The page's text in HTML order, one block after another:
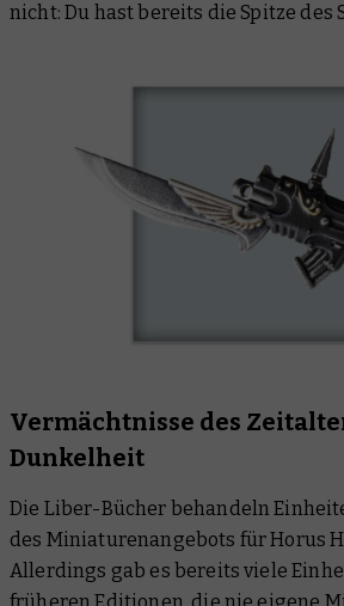
nicht: Du hast bereits die Spitze des
Vermächtnisse des
Dunkelheit
Die Liber-Bücher behandeln
des Miniaturenangebots für Horus
Allerdings gab es bereits viele